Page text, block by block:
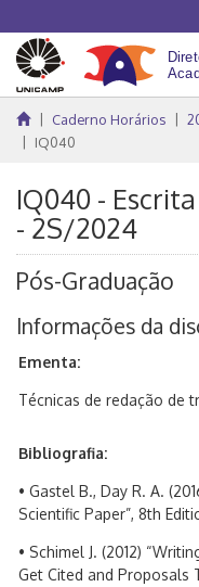
Caderno Horários
IQ040
IQ040 -
- 2S/2024
Pós-Graduação
Informações da
Ementa:
Técnicas de redação de
Bibliografia:
• Gastel B., Day R. A.
Scientific Paper”, 8th
• Schimel J. (2012)
Get Cited and Proposals